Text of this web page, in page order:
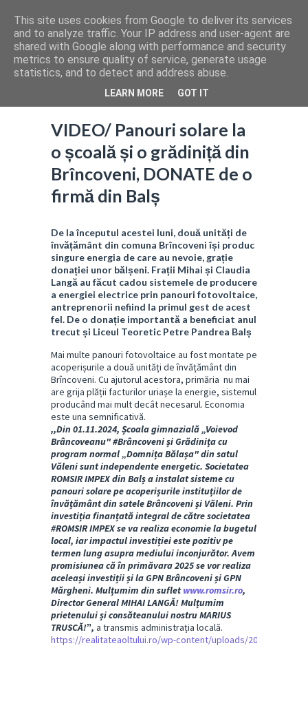
VIDEO/ Panouri solare la
o școală și o grădiniță din
Brîncoveni, DONATE de o
firmă din Balș
De la începutul acestei luni, două unități de
învățământ din comuna Brîncoveni își produc
singure energia de care au nevoie, grație
donației unor bălșeni. Frații Mihai și Claudia
Langă au făcut cadou sistemele de producere
a energiei electrice prin panouri fotovoltaice,
antreprenorii nefiind la primul gest de acest
fel. De o donație importantă a beneficiat anul
trecut și Liceul Teoretic Petre Pandrea Balș
Mai multe panouri fotovoltaice au fost montate pe
acoperișurile a două unități de învățământ din
Brîncoveni. Cu ajutorul acestora, primăria nu mai
are grija plății facturilor uriașe la energie, sistemul
producând mai mult decât necesarul. Economia
este una semnificativă.
,,Din 01.11.2024, Școala gimnazială „Voievod
Brâncoveanu" #Brâncoveni și Grădinița cu
program normal „Domnița Bălașa" din satul
Văleni sunt independente energetic. Societatea
ROMSIR IMPEX din Balș a instalat sisteme cu
panouri solare pe acoperișurile instituțiilor de
învățământ din satele Brâncoveni și Văleni. Prin
investiția finanțată integral de către societatea
#ROMSIR IMPEX se va realiza economie la bugetul
local, iar impactul investiției este pozitiv pe
termen lung asupra mediului inconjurător. Avem
promisiunea că în primăvara 2025 se vor realiza
aceleași investiții și la GPN Brâncoveni și GPN
Mărgheni. Mulțumim din sufletwww.romsir.ro,
Director General MIHAI LANGĂ! Mulțumim
prietenului și consăteanului nostru MARIUS
TRUSCĂ!ˮ, a transmis administrația locală.
https://realitateaoltului.ro/wp-content/uploads/2024/11/
This site uses cookies from Google to deliver its services
and to analyze traffic. Your IP address and user-agent are
shared with Google along with performance and security
metrics to ensure quality of service, generate usage
statistics, and to detect and address abuse.
LEARN MORE GOT IT